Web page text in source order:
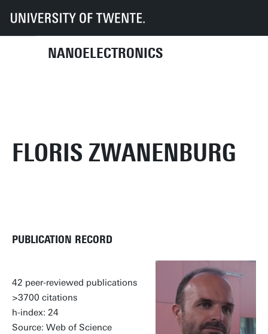
NANOELECTRONICS
UT Faculties EEMCS Disciplines & departments
Publications
Floris Zwanenburg
FLORIS ZWANENBURG
PUBLICATION RECORD
42 peer-reviewed publications
>3700 citations
h-index: 24
Source: Web of Science